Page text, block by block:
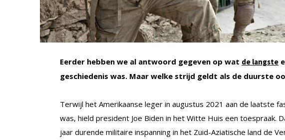
Eerder hebben we al antwoord gegeven op wat de langste
geschiedenis was. Maar welke strijd geldt als de duurste
Terwijl het Amerikaanse leger in augustus 2021 aan de laatste
was, hield president Joe Biden in het Witte Huis een toespraak.
jaar durende militaire inspanning in het Zuid-Aziatische land de